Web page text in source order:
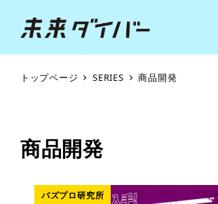
トップページ SERIES 商品開発
商品開発
バズプロ研究所